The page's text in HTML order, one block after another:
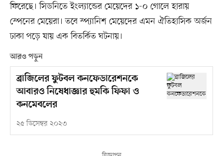
ফিরেছে। সিডনিতে ইংল্যান্ডের মেয়েদের ১-০ গোলে হারায়
স্পেনের মেয়েরা। তবে স্প্যানিশ মেয়েদের এমন ঐতিহাসিক অর্জন
ঢাকা পড়ে যায় এক বিতর্কিত ঘটনায়।
আরও পড়ুন
ব্রাজিলের ফুটবল কনফেডারেশনকে
আবারও নিষেধাজ্ঞার হুমকি ফিফা ও
কনমেবলের
২৫ ডিসেম্বর ২০২৩